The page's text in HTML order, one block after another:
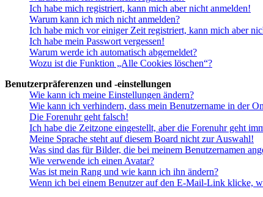
Ich habe mich registriert, kann mich aber nicht anmelden!
Warum kann ich mich nicht anmelden?
Ich habe mich vor einiger Zeit registriert, kann mich aber
Ich habe mein Passwort vergessen!
Warum werde ich automatisch abgemeldet?
Wozu ist die Funktion „Alle Cookies löschen“?
Benutzerpräferenzen und -einstellungen
Wie kann ich meine Einstellungen ändern?
Wie kann ich verhindern, dass mein Benutzername in der
Die Forenuhr geht falsch!
Ich habe die Zeitzone eingestellt, aber die Forenuhr geht
Meine Sprache steht auf diesem Board nicht zur Auswahl!
Was sind das für Bilder, die bei meinem Benutzernamen
Wie verwende ich einen Avatar?
Was ist mein Rang und wie kann ich ihn ändern?
Wenn ich bei einem Benutzer auf den E-Mail-Link klicke,